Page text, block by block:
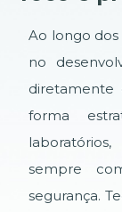
Ao longo
no
diretamente
forma
sempre
segurança.